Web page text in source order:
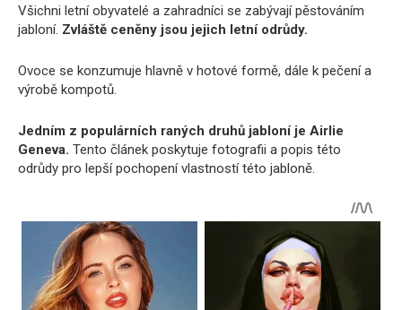
Všichni letní obyvatelé a zahradníci se zabývají pěstováním
jabloní. Zvláště ceněny jsou jejich letní odrůdy.
Ovoce se konzumuje hlavně v hotové formě, dále k pečení a
výrobě kompotů.
Jedním z populárních raných druhů jabloní je Airlie
Geneva. Tento článek poskytuje fotografii a popis této
odrůdy pro lepší pochopení vlastností této jabloně.